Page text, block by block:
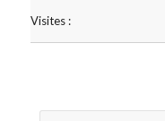
Visites :